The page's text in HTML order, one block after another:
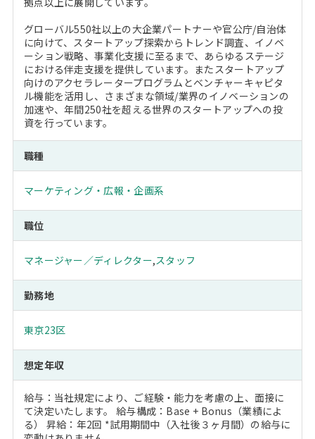
グローバル550社以上の大企業パートナーや官公庁/自治体
に向けて、スタートアップ探索からトレンド調査、イノベ
ーション戦略、事業化支援に至るまで、あらゆるステージ
における伴走支援を提供しています。またスタートアップ
向けのアクセラレータープログラムとベンチャーキャピタ
ル機能を活用し、さまざまな領域/業界のイノベーションの
加速や、年間250社を超える世界のスタートアップへの投
資を行っています。
職種
マーケティング・広報・企画系
職位
マネージャー／ディレクター,スタッフ
勤務地
東京23区
想定年収
給与：当社規定により、ご経験・能力を考慮の上、面接に
て決定いたします。 給与構成：Base + Bonus（業績によ
る） 昇給：年2回 *試用期間中（入社後３ヶ月間）の給与に